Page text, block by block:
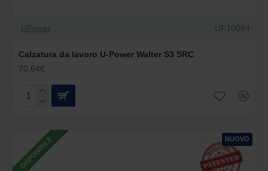
UPower UF10064
Calzatura da lavoro U-Power Walter S3 SRC
70.64€
NUOVO
DISPONIBILE